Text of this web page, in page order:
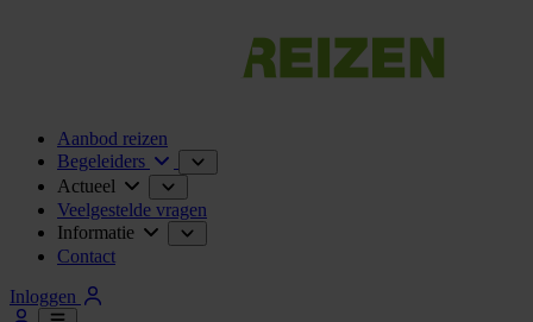
Aanbod reizen
Begeleiders
Actueel
Veelgestelde vragen
Informatie
Contact
Inloggen